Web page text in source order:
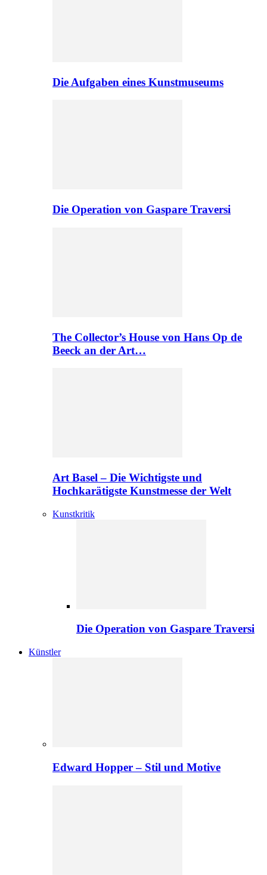
Die Aufgaben eines Kunstmuseums
Die Operation von Gaspare Traversi
The Collector’s House von Hans Op de
Beeck an der Art…
Art Basel – Die Wichtigste und
Hochkarätigste Kunstmesse der Welt
Kunstkritik
Die Operation von Gaspare Traversi
Künstler
Edward Hopper – Stil und Motive